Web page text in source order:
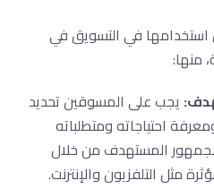
استخدامها في التسويق في
منها:
يجب على المسوقين تحديد
احتياجاته ومتطلباته
المستهدف من خلال
مثل التلفزيون والإنترنت.